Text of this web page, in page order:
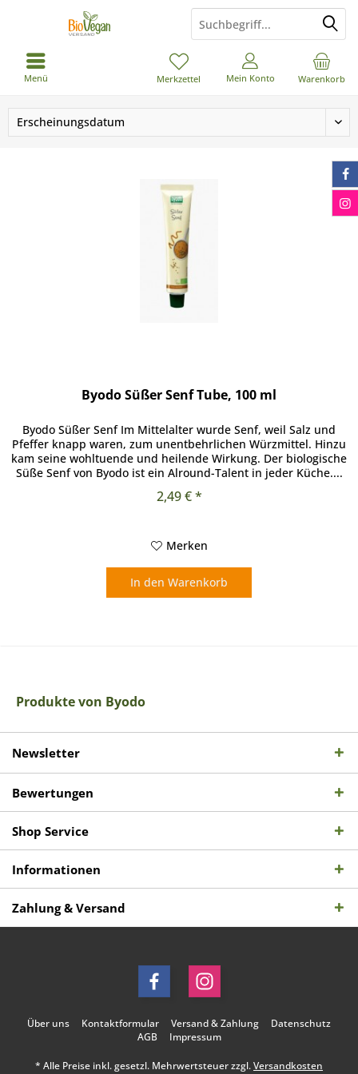
Warenkorb
Merkzettel Mein Konto
Menü
Byodo Süßer Senf Tube, 100 ml
Byodo Süßer Senf Im Mittelalter wurde Senf, weil Salz und
Pfeffer knapp waren, zum unentbehrlichen Würzmittel. Hinzu
kam seine wohltuende und heilende Wirkung. Der biologische
Süße Senf von Byodo ist ein Alround-Talent in jeder Küche....
2,49 € *
Merken
In den Warenkorb
Produkte von Byodo
Newsletter
Bewertungen
Shop Service
Informationen
Zahlung & Versand
Über uns Kontaktformular Versand & Zahlung
Datenschutz
AGB
Impressum
* Alle Preise inkl. gesetzl. Mehrwertsteuer zzgl.Versandkosten